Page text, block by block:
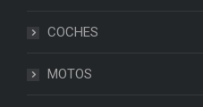
COCHES
MOTOS